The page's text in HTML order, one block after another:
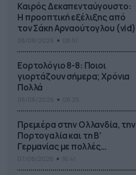
Καιρός Δεκαπενταύγουστο:
Η προοπτική εξέλιξης από
τον Σάκη Αρναούτογλου (vid)
Εορτολόγιο 8-8: Ποιοι
γιορτάζουν σήμερα; Χρόνια
Πολλά
Πρεμιέρα στην Ολλανδία, την
Πορτογαλία και τη Β’
Γερμανίας με πολλές
στοιχηματικές επιλογές από
το ΠΑΜΕ ΣΤΟΙΧΗΜΑ